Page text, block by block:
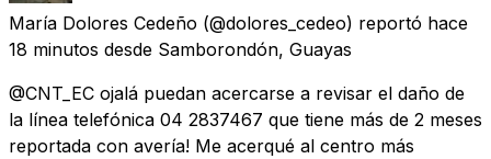
María Dolores Cedeño (@dolores_cedeo) reportó hace
18 minutos desde Samborondón, Guayas
@CNT_EC ojalá puedan acercarse a revisar el daño de
la línea telefónica 04 2837467 que tiene más de 2 meses
reportada con avería! Me acerqué al centro más